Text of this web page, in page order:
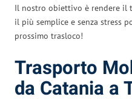
Il nostro obiettivo è rendere il
il più semplice e senza stress
prossimo trasloco!
Trasporto
da Catania a